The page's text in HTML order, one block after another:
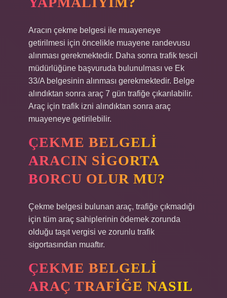
Aracın çekme belgesi ile muayeneye
getirilmesi için öncelikle muayene randevusu
alınması gerekmektedir. Daha sonra trafik tescil
müdürlüğüne başvuruda bulunulması ve Ek
33/A belgesinin alınması gerekmektedir. Belge
alındıktan sonra araç 7 gün trafiğe çıkarılabilir.
Araç için trafik izni alındıktan sonra araç
muayeneye getirilebilir.
ÇEKME BELGELI
ARACIN SIGORTA
BORCU OLUR MU?
Çekme belgesi bulunan araç, trafiğe çıkmadığı
için tüm araç sahiplerinin ödemek zorunda
olduğu taşıt vergisi ve zorunlu trafik
sigortasından muaftır.
ÇEKME BELGELI
ARAÇ TRAFIĞE NASIL